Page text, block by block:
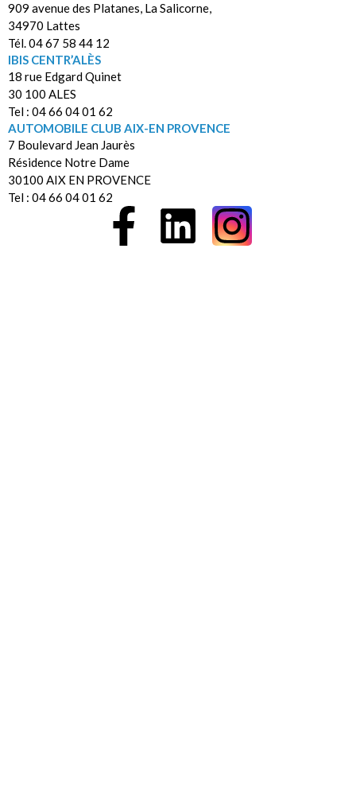
909 avenue des Platanes, La Salicorne,
34970 Lattes
Tél. 04 67 58 44 12
IBIS CENTR’ALÈS
18 rue Edgard Quinet
30 100 ALES
Tel : 04 66 04 01 62
AUTOMOBILE CLUB AIX-EN PROVENCE
7 Boulevard Jean Jaurès
Résidence Notre Dame
30100 AIX EN PROVENCE
Tel : 04 66 04 01 62